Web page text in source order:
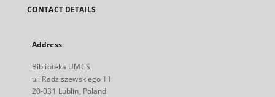
CONTACT DETAILS
Address
Biblioteka UMCS
ul. Radziszewskiego 11
20-031 Lublin, Poland